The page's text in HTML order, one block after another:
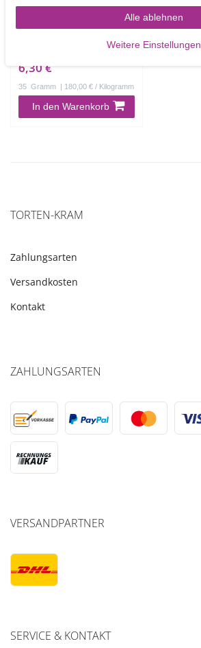
Sugarflair
6,30 €
35 Gramm | 180,00 € / Kilogramm
In den Warenkorb
TORTEN-KRAM
Zahlungsarten
Versandkosten
Kontakt
ZAHLUNGSARTEN
VERSANDPARTNER
SERVICE & KONTAKT
Alle ablehnen
Weitere Einstellungen